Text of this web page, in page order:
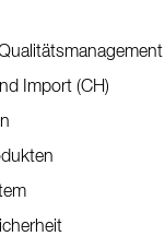
Import (CH)